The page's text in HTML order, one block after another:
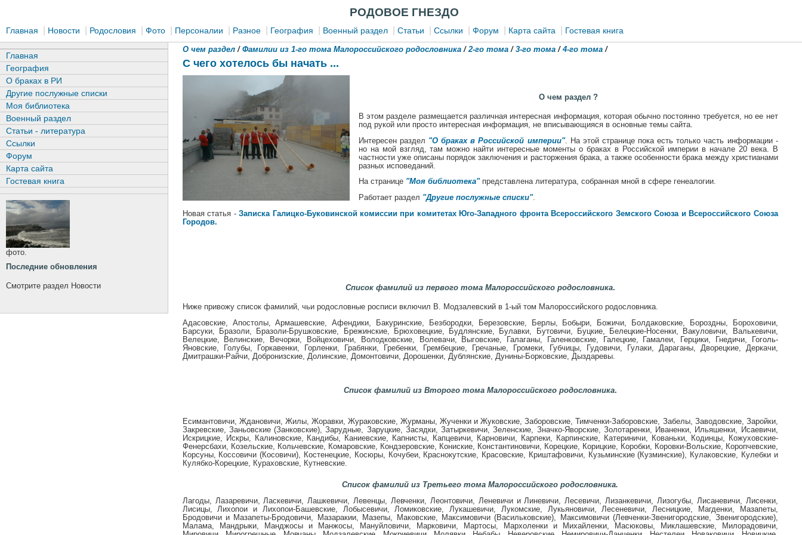
РОДОВОЕ ГНЕЗДО
Главная Новости Родословия Фото Персоналии Разное География Военный раздел Статьи Ссылки Форум Карта сайта Гостевая книга
О чем раздел/ Фамилии из 1-го тома Малороссийского родословника/2-го тома/ 3-го тома/ 4-го тома/
С чего хотелось бы начать ...
О чем раздел ?
В этом разделе размещается различная интересная информация, которая обычно постоянно требуется, но ее нет
под рукой или просто интересная информация, не вписывающияся в основные темы сайта.
Интересен раздел "О браках в Российской империи". На этой странице пока есть только часть информации -
но на мой взгляд, там можно найти интересные моменты о браках в Российской империи в начале 20 века. В
частности уже описаны порядок заключения и расторжения брака, а также особенности брака между христианами
разных исповеданий.
На странице "Моя библиотека"представлена литература, собранная мной в сфере генеалогии.
Работает раздел "Другие послужные списки".
Новая статья -Записка Галицко-Буковинской комиссии при комитетах Юго-Западного фронта Всероссийского Земского Союза и Всероссийского Союза
Городов.
Список фамилий из первого тома Малороссийского родословника.
Ниже привожу список фамилий, чьи родословные росписи включил В. Модзалевский в 1-ый том Малороссийского родословника.
Адасовские, Апостолы, Армашевские, Афендики, Бакуринские, Безбородки, Березовские, Берлы, Бобыри, Божичи, Болдаковские, Бороздны, Бороховичи,
Барсуки, Бразоли, Бразоли-Брушковские, Брежинские, Брюховецкие, Будлянские, Булавки, Бутовичи, Буцкие, Белецкие-Носенки, Вакуловичи, Валькевичи,
Велецкие, Велинские, Вечорки, Войцеховичи, Володковские, Волевачи, Выговские, Галаганы, Галенковские, Галецкие, Гамалеи, Герцики, Гнедичи, Гоголь-
Яновские, Голубы, Горкавенки, Горленки, Грабянки, Гребенки, Грембецкие, Гречаные, Громеки, Губчицы, Гудовичи, Гулаки, Дараганы, Дворецкие, Деркачи,
Дмитрашки-Райчи, Добронизские, Долинские, Домонтовичи, Дорошенки, Дублянские, Дунины-Борковские, Дыздаревы.
Список фамилий из Второго тома Малороссийского родословника.
Есимантовичи, Ждановичи, Жилы, Жоравки, Жураковские, Журманы, Жученки и Жуковские, Заборовские, Тимченки-Заборовские, Забелы, Заводовские, Заройки,
Закревские, Заньовские (Занковские), Зарудные, Заруцкие, Засядки, Затыркевичи, Зеленские, Значко-Яворские, Золотаренки, Иваненки, Ильяшенки, Исаевичи,
Искрицкие, Искры, Калиновские, Кандибы, Каниевские, Капнисты, Капцевичи, Карновичи, Карпеки, Карпинские, Катериничи, Кованьки, Кодинцы, Кожуховские-
Фенерсбахи, Козельские, Кольчевские, Комаровские, Кондзеровские, Кониские, Константиновичи, Корецкие, Корицкие, Коробки, Коровки-Вольские, Коропчевские,
Корсуны, Коссовичи (Косовичи), Костенецкие, Косюры, Кочубеи, Краснокутские, Красовские, Криштафовичи, Кузьминские (Кузминские), Кулаковские, Кулебки и
Кулябко-Корецкие, Кураховские, Кутневские.
Список фамилий из Третьего тома Малороссийского родословника.
Лагоды, Лазаревичи, Ласкевичи, Лашкевичи, Левенцы, Левченки, Леонтовичи, Леневичи и Линевичи, Лесевичи, Лизанкевичи, Лизогубы, Лисаневичи, Лисенки,
Лисицы, Лихопои и Лихопои-Башевские, Лобысевичи, Ломиковские, Лукашевичи, Лукомские, Лукьяновичи, Лесеневичи, Лесницкие, Магденки, Мазапеты,
Бродовичи и Мазапеты-Бродовичи, Мазаракии, Мазепы, Маковские, Максимовичи (Васильковские), Максимовичи (Левченки-Звенигородские, Звенигородские),
Малама, Мандрыки, Манджосы и Манжосы, Мануйловичи, Марковичи, Мартосы, Мархоленки и Михайленки, Масюковы, Миклашевские, Милорадовичи,
Главная
География
О браках в РИ
Другие послужные списки
Моя библиотека
Военный раздел
Статьи - литература
Ссылки
Форум
Карта сайта
Гостевая книга
фото.
Последние обновления
Смотрите раздел Новости